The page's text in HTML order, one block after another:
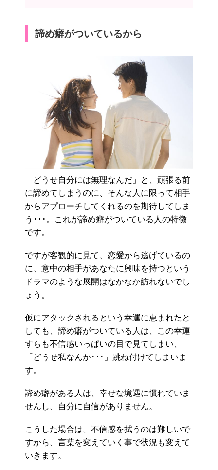
諦め癖がついているから
「どうせ自分には無理なんだ」と、頑張る前
に諦めてしまうのに、そんな人に限って相手
からアプローチしてくれるのを期待してしま
う･･･。これが諦め癖がついている人の特徴
です。
ですが客観的に見て、恋愛から逃げているの
に、意中の相手があなたに興味を持つという
ドラマのような展開はなかなか訪れないでし
ょう。
仮にアタックされるという幸運に恵まれたと
しても、諦め癖がついている人は、この幸運
すらも不信感いっぱいの目で見てしまい、
「どうせ私なんか･･･」跳ね付けてしまいま
す。
諦め癖がある人は、幸せな境遇に慣れていま
せんし、自分に自信がありません。
こうした場合は、不信感を拭うのは難しいで
すから、言葉を変えていく事で状況も変えて
いきます。